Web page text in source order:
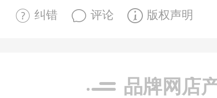
纠错 评论 版权声明
品牌网店